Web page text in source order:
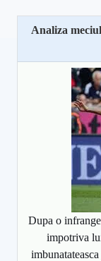
Analiza
Dupa o
impotriva